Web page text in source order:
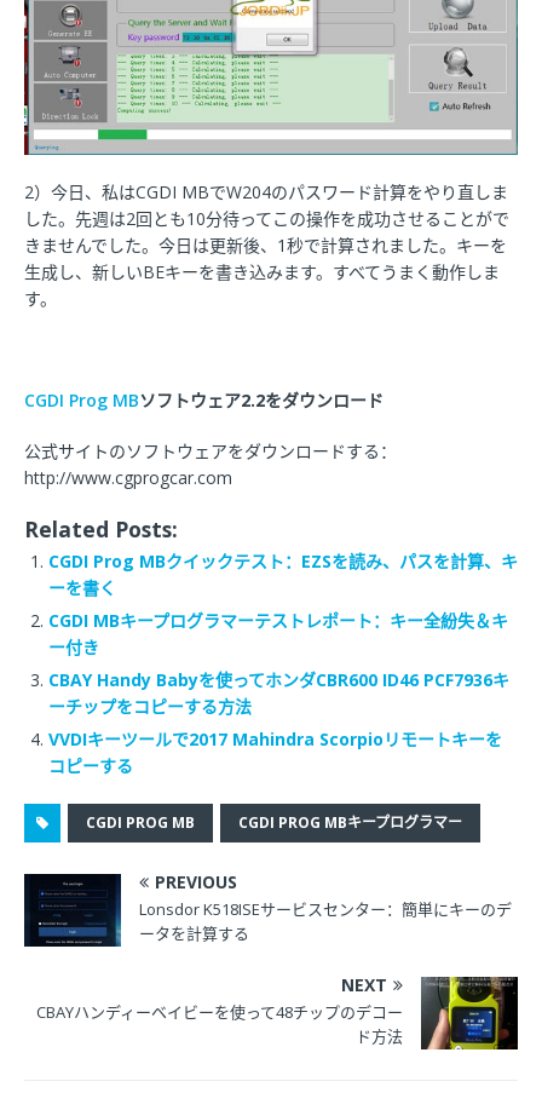
2）今日、私はCGDI MBでW204のパスワード計算をやり直しま
した。先週は2回とも10分待ってこの操作を成功させることがで
きませんでした。今日は更新後、1秒で計算されました。キーを
生成し、新しいBEキーを書き込みます。すべてうまく動作しま
す。
CGDI Prog MBソフトウェア2.2をダウンロード
公式サイトのソフトウェアをダウンロードする：
http://www.cgprogcar.com
Related Posts:
CGDI Prog MBクイックテスト：EZSを読み、パスを計算、キ
ーを書く
CGDI MBキープログラマーテストレポート：キー全紛失＆キ
ー付き
CBAY Handy Babyを使ってホンダCBR600 ID46 PCF7936キ
ーチップをコピーする方法
VVDIキーツールで2017 Mahindra Scorpioリモートキーを
コピーする
CGDI PROG MB CGDI PROG MBキープログラマー
PREVIOUS
Lonsdor K518ISEサービスセンター：簡単にキーのデ
ータを計算する
NEXT
CBAYハンディーベイビーを使って48チップのデコー
ド方法